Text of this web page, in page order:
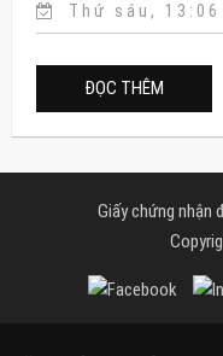
CỦA THIẾT KẾ CAO
Thứ sáu,
ĐỌC THÊM
Giấy chứng nhận